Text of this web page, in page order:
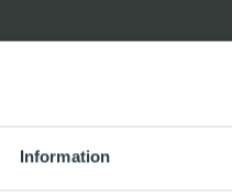
Information